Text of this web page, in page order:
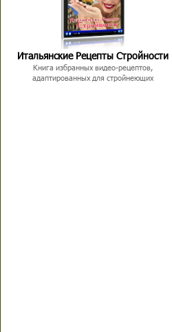
Итальянские Рецепты Стройности
Книга избранных видео-рецептов,
адаптированных для стройнеющих